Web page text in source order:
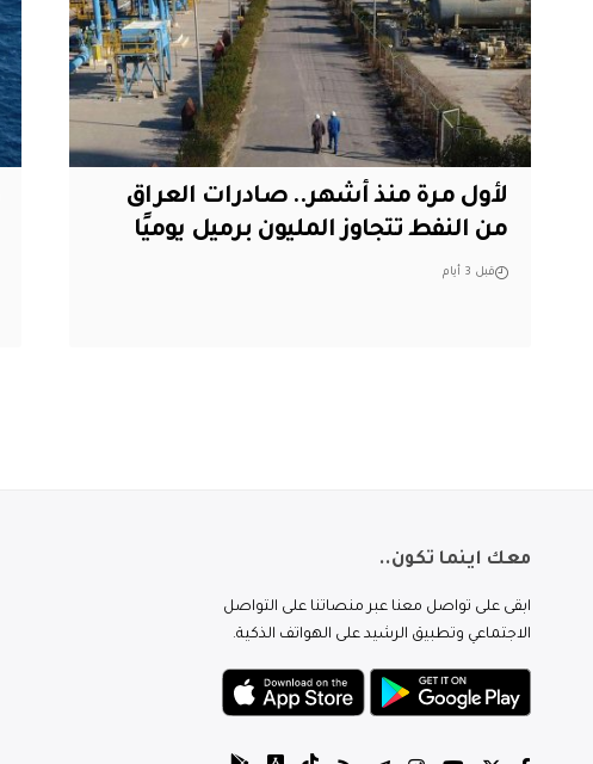
لأول مرة منذ أشهر.. صادرات العراق
من النفط تتجاوز المليون برميل يوميًا
قبل 3 أيام
معك اينما تكون..
ابقى على تواصل معنا عبر منصاتنا على التواصل
الاجتماعي وتطبيق الرشيد على الهواتف الذكية.